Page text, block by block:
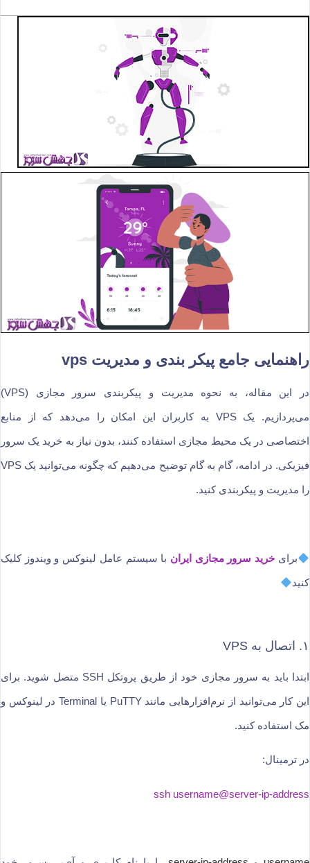
راهنمایی جامع پیکر بندی و مدیریت vps
در این مقاله، به نحوه مدیریت و پیکربندی سرور مجازی (VPS)
می‌پردازیم. یک VPS به کاربران این امکان را می‌دهد که از منابع
اختصاصی در یک محیط مجازی استفاده کنند، بدون نیاز به خرید یک سرور
فیزیکی. در ادامه، گام به گام توضیح می‌دهیم که چگونه می‌توانید یک VPS
را مدیریت و پیکربندی کنید.
برای خرید سرور مجازی ایران با سیستم عامل لینوکس و ویندوز کلیک
کنید
۱. اتصال به VPS
ابتدا باید به سرور مجازی خود از طریق پروتکل SSH متصل شوید. برای
این کار می‌توانید از نرم‌افزارهایی مانند PuTTY یا Terminal در لینوکس و
مک استفاده کنید.
در ترمینال:
ssh username@server-ip-address